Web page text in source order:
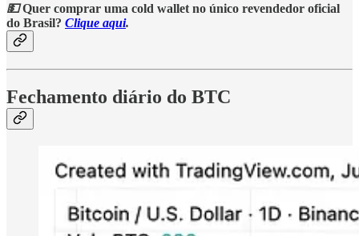
💵Quer comprar uma cold wallet no único revendedor oficial
do Brasil? Clique aqui.
Fechamento diário do BTC